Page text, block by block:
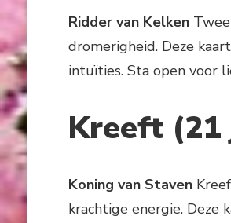
Ridder van Kelken
dromerigheid. Deze
intuïties. Sta open voor
Kreeft (21
Koning van Staven
krachtige energie. Deze